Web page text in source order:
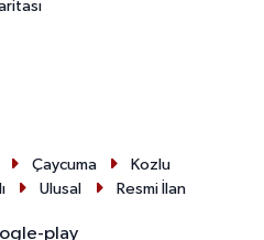
Çaycuma
Kozlu
Ulusal Resmi İlan